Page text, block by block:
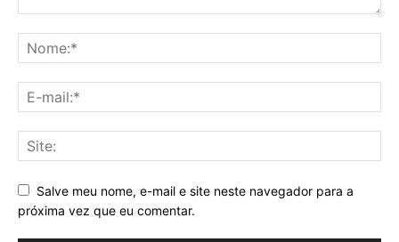
Salve meu nome, e-mail e site neste navegador para a
próxima vez que eu comentar.